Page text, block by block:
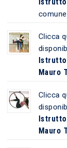
Clicca
Mauro
Clicca
Mauro